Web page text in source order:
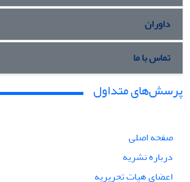
داوران
تماس با ما
پرسش‌های متداول
صفحه اصلی
درباره نشریه
اعضای هیات تحریریه